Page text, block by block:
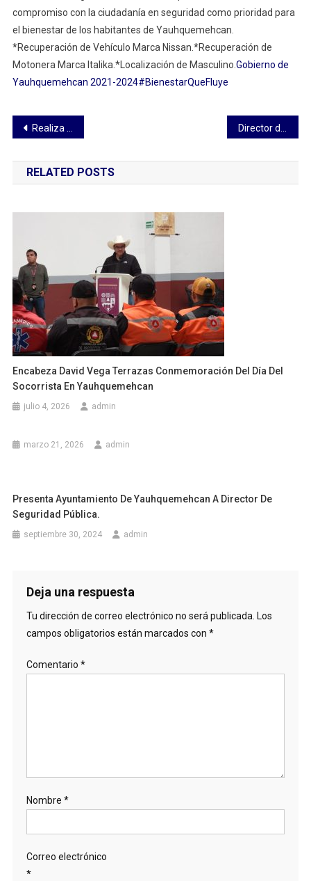
Conocer
De
La
Seguridad
Pública
compromiso con la ciudadanía en seguridad como prioridad para
el bienestar de los habitantes de Yauhquemehcan.
*Recuperación de Vehículo Marca Nissan.*Recuperación de
Motonera Marca Italika.*Localización de Masculino.Gobierno de
Yauhquemehcan 2021-2024#BienestarQueFluye
Navegación
de
entradas
Realiza Cruz Roja Zacatlán primer corte de la colecta anual Director de la Policía de Tzompantepec muere tras persecución de los delincuentes
RELATED POSTS
Encabeza David Vega Terrazas Conmemoración Del Día Del
Socorrista En Yauhquemehcan
julio 4, 2026 admin
marzo 21, 2026 admin
Presenta Ayuntamiento De Yauhquemehcan A Director De
Seguridad Pública.
septiembre 30, 2024 admin
Deja una respuesta
Tu dirección de correo electrónico no será publicada. Los
campos obligatorios están marcados con *
Comentario *
Nombre *
Correo electrónico
*